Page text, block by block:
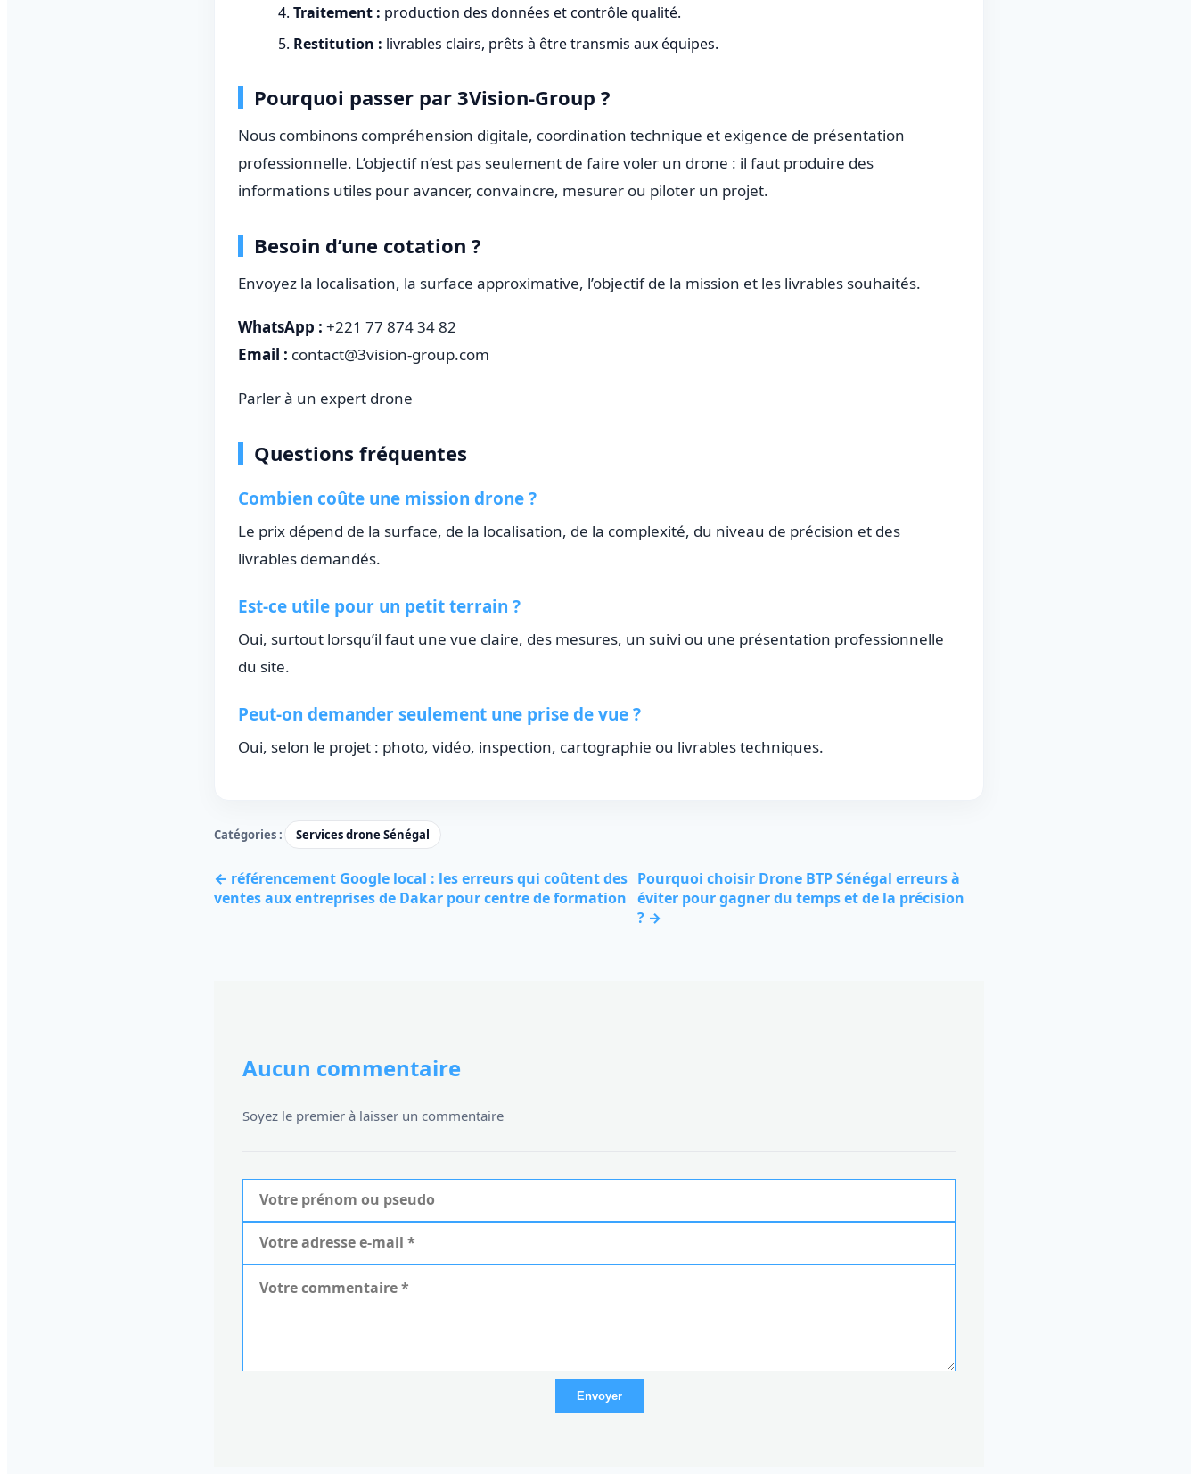
Traitement : production des données et contrôle qualité.
Restitution : livrables clairs, prêts à être transmis aux équipes.
Pourquoi passer par 3Vision-Group ?
Nous combinons compréhension digitale, coordination technique et exigence de présentation
professionnelle. L’objectif n’est pas seulement de faire voler un drone : il faut produire des
informations utiles pour avancer, convaincre, mesurer ou piloter un projet.
Besoin d’une cotation ?
Envoyez la localisation, la surface approximative, l’objectif de la mission et les livrables souhaités.
WhatsApp : +221 77 874 34 82
Email : contact@3vision-group.com
Parler à un expert drone
Questions fréquentes
Combien coûte une mission drone ?
Le prix dépend de la surface, de la localisation, de la complexité, du niveau de précision et des
livrables demandés.
Est-ce utile pour un petit terrain ?
Oui, surtout lorsqu’il faut une vue claire, des mesures, un suivi ou une présentation professionnelle
du site.
Peut-on demander seulement une prise de vue ?
Oui, selon le projet : photo, vidéo, inspection, cartographie ou livrables techniques.
Catégories : Services drone Sénégal
← référencement Google local : les erreurs qui coûtent des
ventes aux entreprises de Dakar pour centre de formation
Pourquoi choisir Drone BTP Sénégal erreurs à
éviter pour gagner du temps et de la précision
? →
Aucun commentaire
Soyez le premier à laisser un commentaire
Envoyer